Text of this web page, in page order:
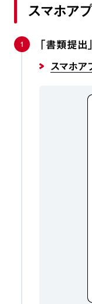
スマホア
1 「書類提出
スマホア